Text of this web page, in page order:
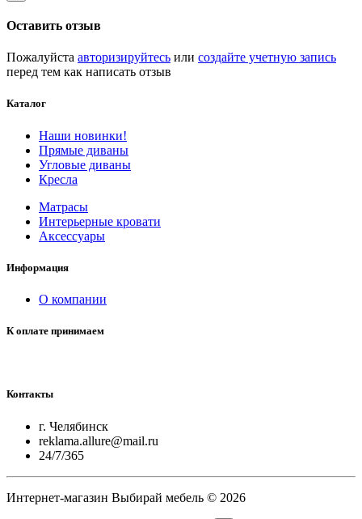
Оставить отзыв
Пожалуйста авторизируйтесь или создайте учетную запись
перед тем как написать отзыв
Каталог
Наши новинки!
Прямые диваны
Угловые диваны
Кресла
Матрасы
Интерьерные кровати
Аксессуары
Информация
О компании
К оплате принимаем
Контакты
г. Челябинск
reklama.allure@mail.ru
24/7/365
Интернет-магазин Выбирай мебель © 2026